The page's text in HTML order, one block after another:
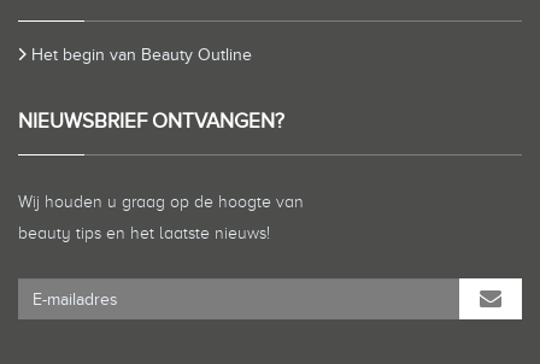
Het begin van Beauty Outline
NIEUWSBRIEF ONTVANGEN?
Wij houden u graag op de hoogte van
beauty tips en het laatste nieuws!